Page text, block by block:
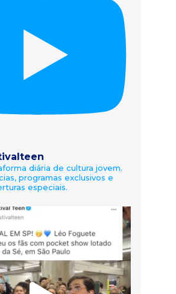
diária de cultura jovem.
programas exclusivos e
especiais.